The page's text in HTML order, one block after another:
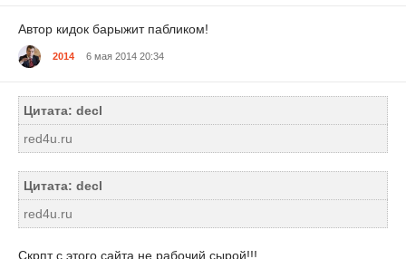
Автор кидок барыжит пабликом!
2014 6 мая 2014 20:34
Цитата: decl
red4u.ru
Цитата: decl
red4u.ru
Скрпт с этого сайта не рабочий сырой!!!